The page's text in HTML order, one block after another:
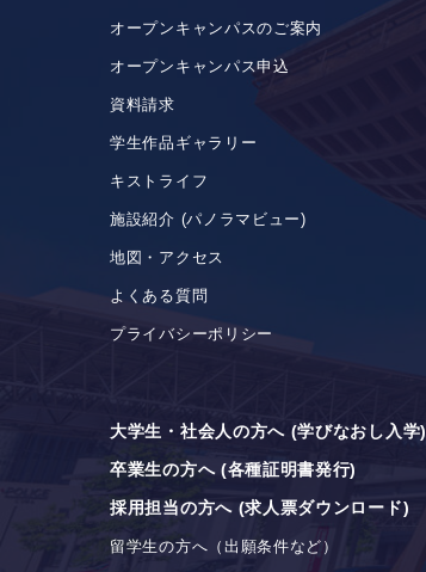
オープンキャンパスのご案内
オープンキャンパス申込
資料請求
学生作品ギャラリー
キストライフ
施設紹介 (パノラマビュー)
地図・アクセス
よくある質問
プライバシーポリシー
大学生・社会人の方へ (学びなおし入学)
卒業生の方へ (各種証明書発行)
採用担当の方へ (求人票ダウンロード)
留学生の方へ（出願条件など）